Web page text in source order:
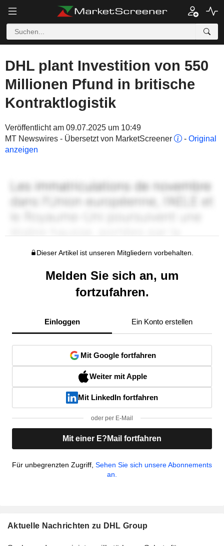
DHL plant Investition von 550
Millionen Pfund in britische
Kontraktlogistik
Veröffentlicht am 09.07.2025 um 10:49
MT Newswires - Übersetzt von MarketScreener
- Original
anzeigen
Dieser Artikel ist unseren Mitgliedern vorbehalten.
Melden Sie sich an, um
fortzufahren.
Einloggen Ein Konto erstellen
Mit Google fortfahren
Weiter mit Apple
Mit LinkedIn fortfahren
oder per E-Mail
Mit einer E?Mail fortfahren
Für unbegrenzten Zugriff, Sehen Sie sich unsere Abonnements
an.
Aktuelle Nachrichten zu DHL Group